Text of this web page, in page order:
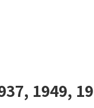
1949,